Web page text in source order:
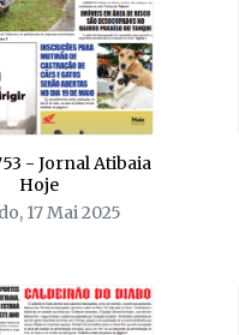
- Jornal Atibaia
Hoje
17 Mai 2025